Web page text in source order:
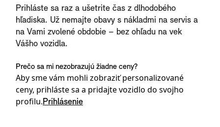
Prihláste sa raz a ušetrite čas z dlhodobého
hľadiska. Už nemajte obavy s nákladmi na servis a
na Vami zvolené obdobie – bez ohľadu na vek
Vášho vozidla.
Prečo sa mi nezobrazujú žiadne ceny?
Aby sme vám mohli zobraziť personalizované
ceny, prihláste sa a pridajte vozidlo do svojho
profilu.Prihlásenie